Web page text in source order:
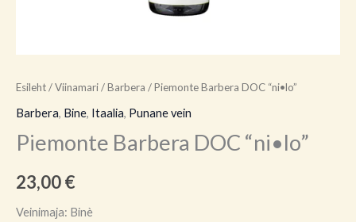
Esileht/Viinamari/Barbera / Piemonte Barbera DOC “ni•lo”
Barbera, Bine, Itaalia, Punane vein
Piemonte Barbera DOC “ni•lo”
23,00€
Veinimaja: Binè